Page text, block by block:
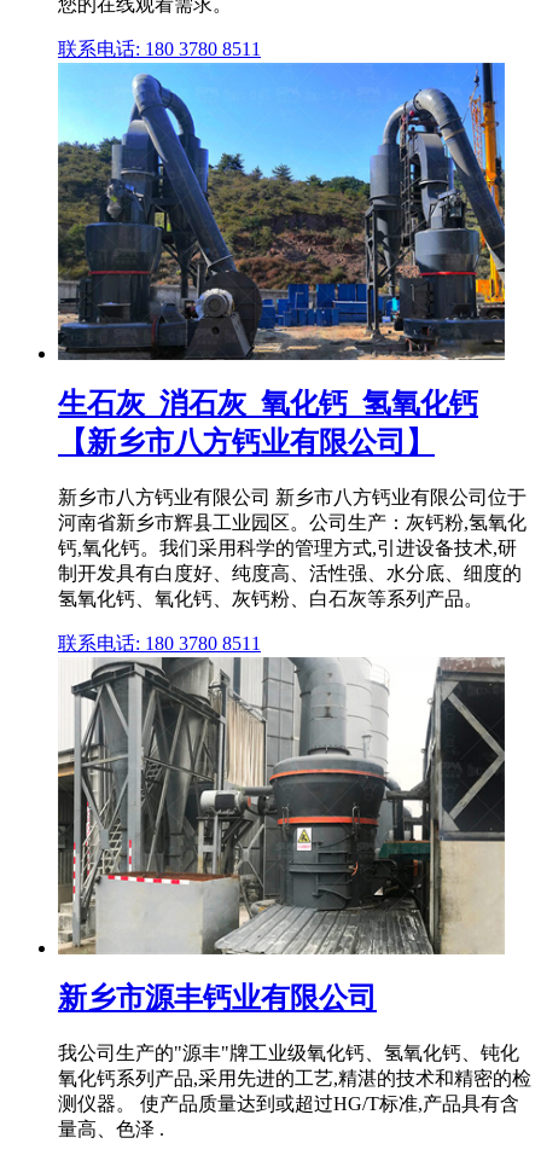
联系电话: 180 3780 8511
生石灰_消石灰_氧化钙_氢氧化钙
【新乡市八方钙业有限公司】
新乡市八方钙业有限公司 新乡市八方钙业有限公司位于
河南省新乡市辉县工业园区。公司生产：灰钙粉,氢氧化
钙,氧化钙。我们采用科学的管理方式,引进设备技术,研
制开发具有白度好、纯度高、活性强、水分底、细度的
氢氧化钙、氧化钙、灰钙粉、白石灰等系列产品。
联系电话: 180 3780 8511
新乡市源丰钙业有限公司
我公司生产的"源丰"牌工业级氧化钙、氢氧化钙、钝化
氧化钙系列产品,采用先进的工艺,精湛的技术和精密的检
测仪器。 使产品质量达到或超过HG/T标准,产品具有含
量高、色泽 .